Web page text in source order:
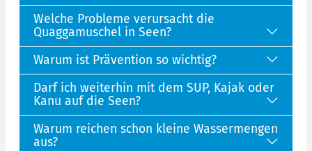
Welche Probleme verursacht die
Quaggamuschel in Seen?
Warum ist Prävention so wichtig?
Darf ich weiterhin mit dem SUP, Kajak oder
Kanu auf die Seen?
Warum reichen schon kleine Wassermengen
aus?